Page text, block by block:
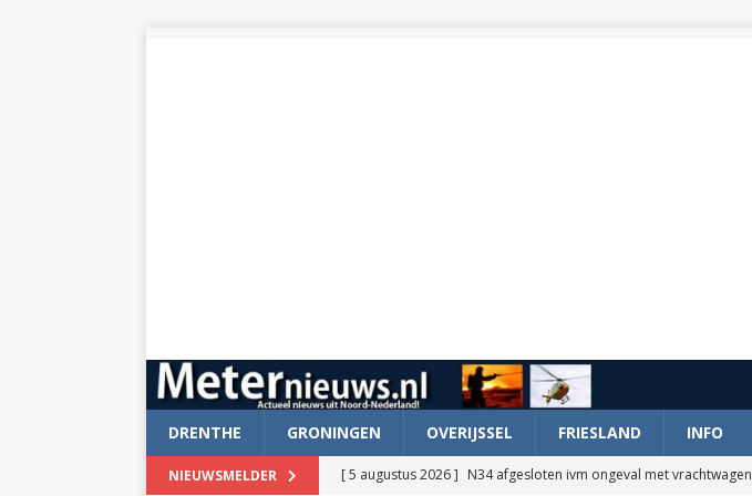
DRENTHE GRONINGEN OVERIJSSEL FRIESLAND INFO
NIEUWSMELDER [ 5 augustus 2026 ] N34 afgesloten ivm ongeval met vrachtwagen